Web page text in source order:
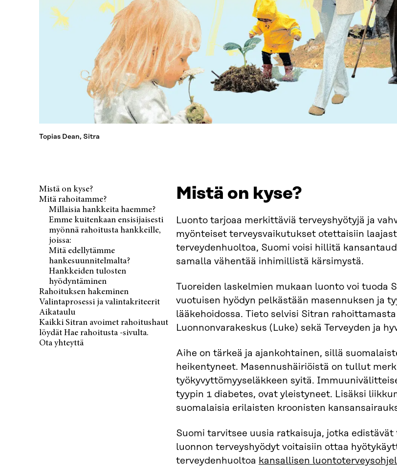
Topias Dean, Sitra
Mistä on kyse?
Mitä rahoitamme?
Millaisia hankkeita haemme?
Emme kuitenkaan ensisijaisesti
myönnä rahoitusta hankkeille,
joissa:
Mitä edellytämme
hankesuunnitelmalta?
Hankkeiden tulosten
hyödyntäminen
Rahoituksen hakeminen
Valintaprosessi ja valintakriteerit
Aikataulu
Kaikki Sitran avoimet rahoitushaut
löydät Hae rahoitusta -sivulta.
Ota yhteyttä
Mistä on kyse?
Luonto tarjoaa merkittäviä terveyshyötyjä ja
myönteiset terveysvaikutukset otettaisiin
terveydenhuoltoa, Suomi voisi hillitä
samalla vähentää inhimillistä kärsimystä.
Tuoreiden laskelmien mukaan luonto voi tuoda
vuotuisen hyödyn pelkästään masennuksen ja
lääkehoidossa. Tieto selvisi Sitran rahoittamasta
Luonnonvarakeskus (Luke) sekä Terveyden ja
Aihe on tärkeä ja ajankohtainen, sillä
heikentyneet. Masennushäiriöistä on tullut
työkyvyttömyyseläkkeen syitä.
tyypin 1 diabetes, ovat yleistyneet. Lisäksi
suomalaisia erilaisten kroonisten
Suomi tarvitsee uusia ratkaisuja, jotka
luonnon terveyshyödyt voitaisiin ottaa
terveydenhuoltoa kansallisen